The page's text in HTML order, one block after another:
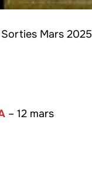
Sorties Mars 2025
– 12 mars